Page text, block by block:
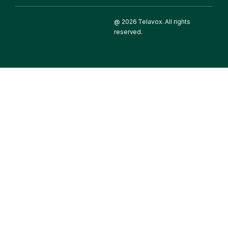
@ 2026 Telavox. All rights
reserved.